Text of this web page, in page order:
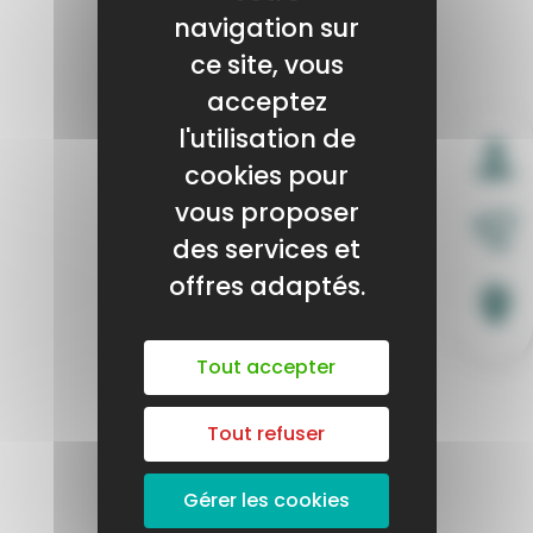
navigation sur
ce site, vous
acceptez
l'utilisation de
cookies pour
vous proposer
des services et
offres adaptés.
Tout accepter
Tout refuser
Gérer les cookies